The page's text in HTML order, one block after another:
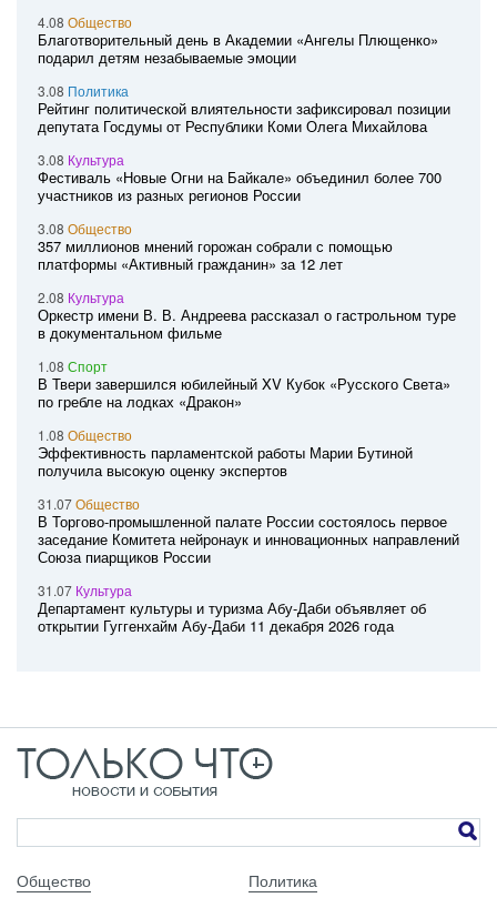
4.08 Общество
Благотворительный день в Академии «Ангелы Плющенко»
подарил детям незабываемые эмоции
3.08 Политика
Рейтинг политической влиятельности зафиксировал позиции
депутата Госдумы от Республики Коми Олега Михайлова
3.08 Культура
Фестиваль «Новые Огни на Байкале» объединил более 700
участников из разных регионов России
3.08 Общество
357 миллионов мнений горожан собрали с помощью
платформы «Активный гражданин» за 12 лет
2.08 Культура
Оркестр имени В. В. Андреева рассказал о гастрольном туре
в документальном фильме
1.08 Спорт
В Твери завершился юбилейный XV Кубок «Русского Света»
по гребле на лодках «Дракон»
1.08 Общество
Эффективность парламентской работы Марии Бутиной
получила высокую оценку экспертов
31.07Общество
В Торгово-промышленной палате России состоялось первое
заседание Комитета нейронаук и инновационных направлений
Союза пиарщиков России
31.07 Культура
Департамент культуры и туризма Абу-Даби объявляет об
открытии Гуггенхайм Абу-Даби 11 декабря 2026 года
Общество Политика